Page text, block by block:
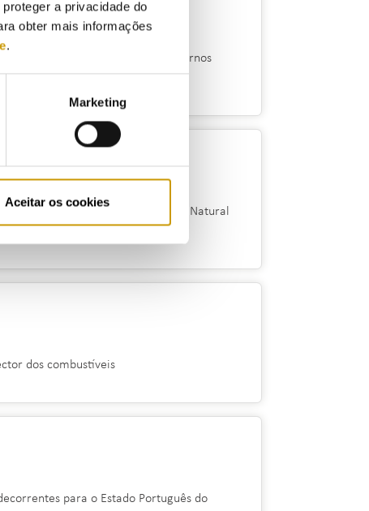
a privacidade do
obter mais informações
.
Marketing
Aceitar os cookies
à etiquetagem energética dos fornos
de Postos de Enchimento de Gás Natural
dos combustíveis
para o Estado Português do